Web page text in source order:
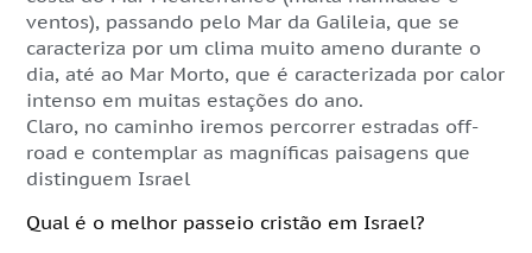
ventos), passando pelo Mar da Galileia, que se
caracteriza por um clima muito ameno durante o
dia, até ao Mar Morto, que é caracterizada por calor
intenso em muitas estações do ano.
Claro, no caminho iremos percorrer estradas off-
road e contemplar as magníficas paisagens que
distinguem Israel
Qual é o melhor passeio cristão em Israel?